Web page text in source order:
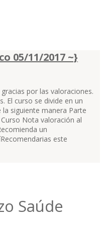
05/11/2017 ~}
por las valoraciones.
El curso se divide en un
siguiente manera Parte
Nota valoración al
un
este
Saúde